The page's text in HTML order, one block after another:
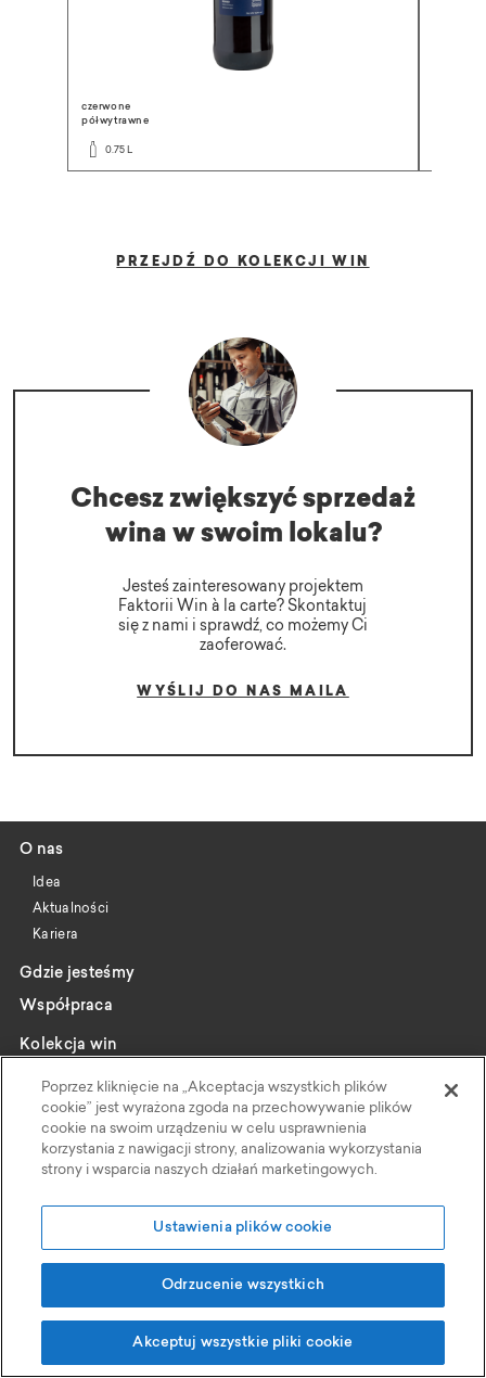
czerwone
półwytrawne
0.75 L
PRZEJDŹ DO KOLEKCJI WIN
Chcesz zwiększyć sprzedaż
wina w swoim lokalu?
Jesteś zainteresowany projektem
Faktorii Win à la carte? Skontaktuj
się z nami i sprawdź, co możemy Ci
zaoferować.
WYŚLIJ DO NAS MAILA
O nas
Idea
Aktualności
Kariera
Gdzie jesteśmy
Współpraca
Kolekcja win
Katalog
Wybrani producenci
Wine pairing
Kontakt
Polityka Prywatności
Grupa Eurocash, ul Wiśniowa 11, 62-052 Komorniki
Projekt i realizacja:
Poprzez kliknięcie na „Akceptacja wszystkich plików
cookie” jest wyrażona zgoda na przechowywanie plików
cookie na swoim urządzeniu w celu usprawnienia
korzystania z nawigacji strony, analizowania wykorzystania
strony i wsparcia naszych działań marketingowych.
Ustawienia plików cookie
Odrzucenie wszystkich
Akceptuj wszystkie pliki cookie